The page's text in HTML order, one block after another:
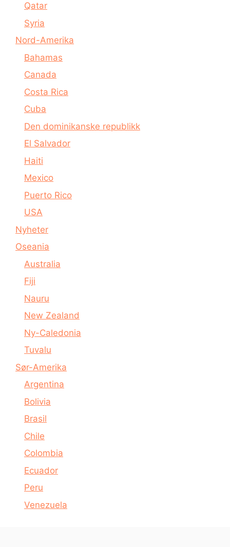
Qatar
Syria
Nord-Amerika
Bahamas
Canada
Costa Rica
Cuba
Den dominikanske republikk
El Salvador
Haiti
Mexico
Puerto Rico
USA
Nyheter
Oseania
Australia
Fiji
Nauru
New Zealand
Ny-Caledonia
Tuvalu
Sør-Amerika
Argentina
Bolivia
Brasil
Chile
Colombia
Ecuador
Peru
Venezuela